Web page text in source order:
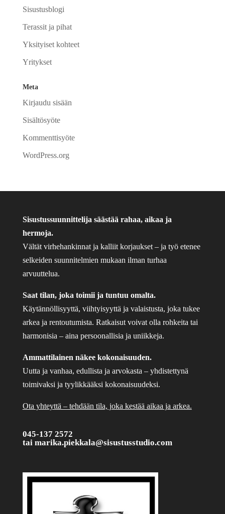
Sisustusblogi
Terassit ja pihat
Yksityiset kohteet
Yritykset
Meta
Kirjaudu sisään
Sisältösyöte
Kommenttisyöte
WordPress.org
Sisustussuunnittelija säästää rahaa, aikaa ja
hermoja.
Vältät virhehankinnat ja kalliit korjaukset – ja työ etenee
selkeiden suunnitelmien mukaan ilman turhaa
arvuuttelua.
Saat tilan, joka toimii ja tuntuu omalta.
Käytännöllisyyttä, viihtyisyyttä ja valaistusta, joka tukee
arkea ja rentoutumista. Ratkaisut voivat olla rohkeita tai
harmonisia – aina persoonallisia ja uniikkeja.
Ammattilainen näkee kokonaisuuden.
Uutta ja vanhaa, edullista ja arvokasta – yhdistettynä
toimivaksi ja tyylikkääksi kokonaisuudeksi.
Ota yhteyttä – tehdään tila, joka kestää aikaa ja arkea.
045-137 2572
tai marika.piekkala@sisustusstudio.com